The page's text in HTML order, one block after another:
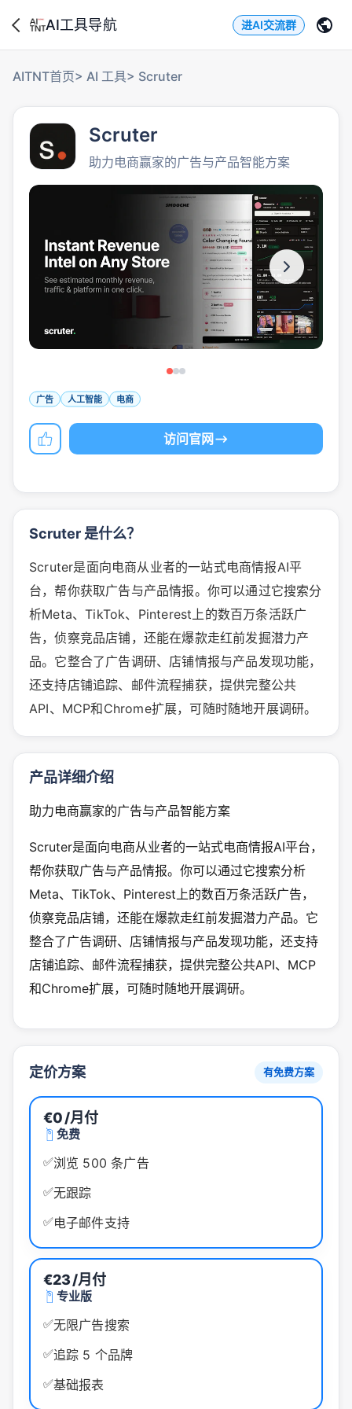
AI工具导航 进AI交流群
AITNT首页> AI 工具> Scruter
Scruter
助力电商赢家的广告与产品智能方案
广告 人工智能 电商
访问官网
Scruter 是什么？
Scruter是面向电商从业者的一站式电商情报AI平
台，帮你获取广告与产品情报。你可以通过它搜索分
析Meta、TikTok、Pinterest上的数百万条活跃广
告，侦察竞品店铺，还能在爆款走红前发掘潜力产
品。它整合了广告调研、店铺情报与产品发现功能，
还支持店铺追踪、邮件流程捕获，提供完整公共
API、MCP和Chrome扩展，可随时随地开展调研。
产品详细介绍
助力电商赢家的广告与产品智能方案
Scruter是面向电商从业者的一站式电商情报AI平台，
帮你获取广告与产品情报。你可以通过它搜索分析
Meta、TikTok、Pinterest上的数百万条活跃广告，
侦察竞品店铺，还能在爆款走红前发掘潜力产品。它
整合了广告调研、店铺情报与产品发现功能，还支持
店铺追踪、邮件流程捕获，提供完整公共API、MCP
和Chrome扩展，可随时随地开展调研。
定价方案 有免费方案
€0/月付
免费
✅浏览 500 条广告
✅无跟踪
✅电子邮件支持
€23/月付
专业版
✅无限广告搜索
✅追踪 5 个品牌
✅基础报表